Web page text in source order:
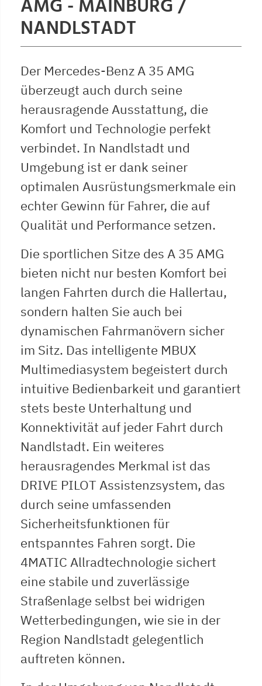
AMG - MAINBURG /
NANDLSTADT
Der Mercedes-Benz A 35 AMG
überzeugt auch durch seine
herausragende Ausstattung, die
Komfort und Technologie perfekt
verbindet. In Nandlstadt und
Umgebung ist er dank seiner
optimalen Ausrüstungsmerkmale ein
echter Gewinn für Fahrer, die auf
Qualität und Performance setzen.
Die sportlichen Sitze des A 35 AMG
bieten nicht nur besten Komfort bei
langen Fahrten durch die Hallertau,
sondern halten Sie auch bei
dynamischen Fahrmanövern sicher
im Sitz. Das intelligente MBUX
Multimediasystem begeistert durch
intuitive Bedienbarkeit und garantiert
stets beste Unterhaltung und
Konnektivität auf jeder Fahrt durch
Nandlstadt. Ein weiteres
herausragendes Merkmal ist das
DRIVE PILOT Assistenzsystem, das
durch seine umfassenden
Sicherheitsfunktionen für
entspanntes Fahren sorgt. Die
4MATIC Allradtechnologie sichert
eine stabile und zuverlässige
Straßenlage selbst bei widrigen
Wetterbedingungen, wie sie in der
Region Nandlstadt gelegentlich
auftreten können.